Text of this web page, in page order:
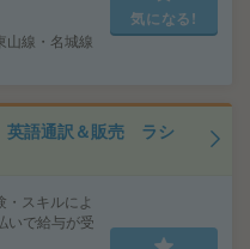
線・名城線
気になる!
英語通訳＆販売 ラシ
スキルによ
いで給与が受